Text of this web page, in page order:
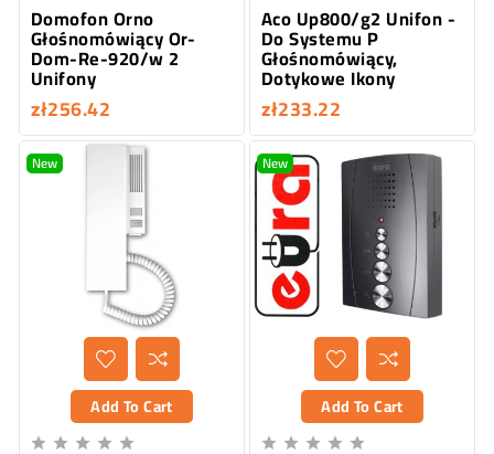
Domofon Orno
Głośnomówiący Or-
Dom-Re-920/w 2
Unifony
zł256.42
Aco Up800/g2 Unifon -
Do Systemu P
Głośnomówiący,
Dotykowe Ikony
zł233.22
New
Add To Cart
    
New
Add To Cart
    